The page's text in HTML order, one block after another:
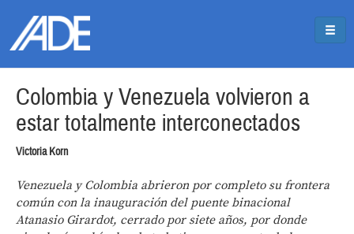
Colombia y Venezuela volvieron a
estar totalmente interconectados
Victoria Korn
Venezuela y Colombia abrieron por completo su frontera
común con la inauguración del puente binacional
Atanasio Girardot, cerrado por siete años, por donde